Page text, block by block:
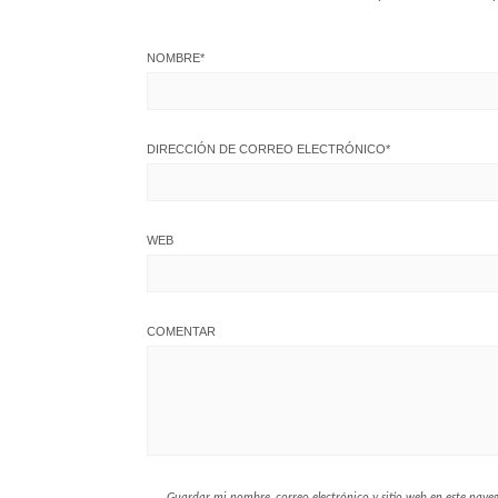
NOMBRE*
DIRECCIÓN DE CORREO ELECTRÓNICO*
WEB
COMENTAR